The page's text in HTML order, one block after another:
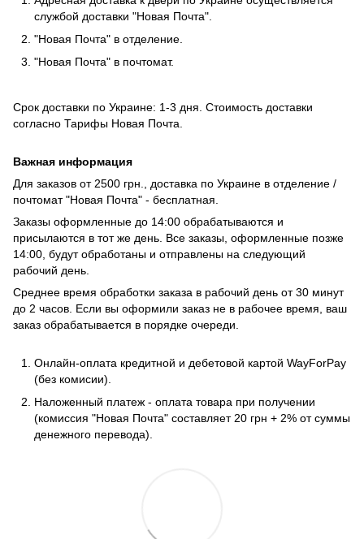
службой доставки "Новая Почта".
"Новая Почта" в отделение.
"Новая Почта" в почтомат.
Срок доставки по Украине: 1-3 дня. Стоимость доставки
согласно Тарифы Новая Почта
Важная информация
Для заказов от 2500 грн., доставка по Украине в отделение /
почтомат "Новая Почта" - бесплатная.
Заказы оформленные до 14:00 обрабатываются и
присылаются в тот же день. Все заказы, оформленные позже
14:00, будут обработаны и отправлены на следующий
рабочий день.
Среднее время обработки заказа в рабочий день от 30 минут
до 2 часов. Если вы оформили заказ не в рабочее время, ваш
заказ обрабатывается в порядке очереди.
Онлайн-оплата кредитной и дебетовой картой WayForPay
(без комисии).
Наложенный платеж - оплата товара при получении
(комиссия "Новая Почта" составляет 20 грн + 2% от суммы
денежного перевода).